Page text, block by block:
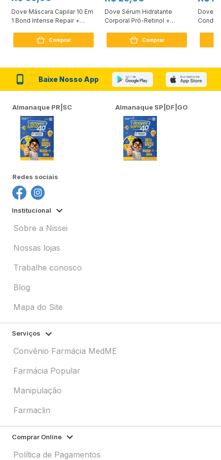
Dove Máscara Capilar 10 Em
1 Bond Intense Repair +
Comprar
Dove Sérum Hidratante
Corporal Pró-Retinol +
Comprar
Dove
Baixe Nosso App
Almanaque PR|SC Almanaque SP|DF|GO
Redes sociais
Institucional
Sobre a Nissei
Nossas lojas
Trabalhe conosco
Blog
Mapa do Site
Serviços
Convênio Farmácia MedME
Farmácia Popular
Manipulação
Farmaclin
Comprar Online
Política de Pagamentos